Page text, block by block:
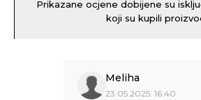
Prikazane ocjene dobijene su
koji su kupili
Meliha
23.05.2025. 16:40